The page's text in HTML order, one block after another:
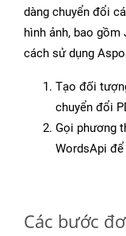
dàng chuyển đổi
hình ảnh, bao gồm
cách sử dụng
Tạo đối
chuyển đổi
Gọi phương
WordsApi
Các bước